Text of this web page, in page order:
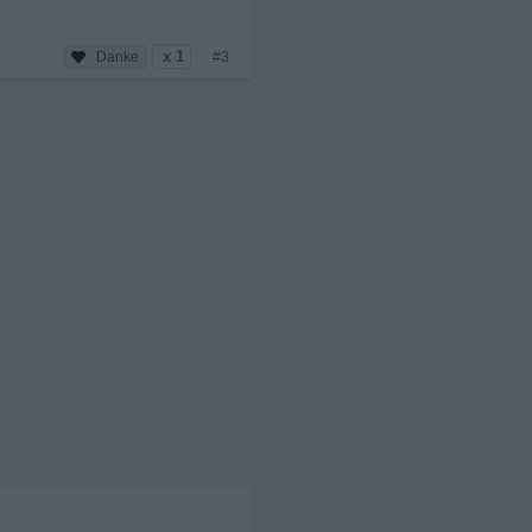
x 1 #3